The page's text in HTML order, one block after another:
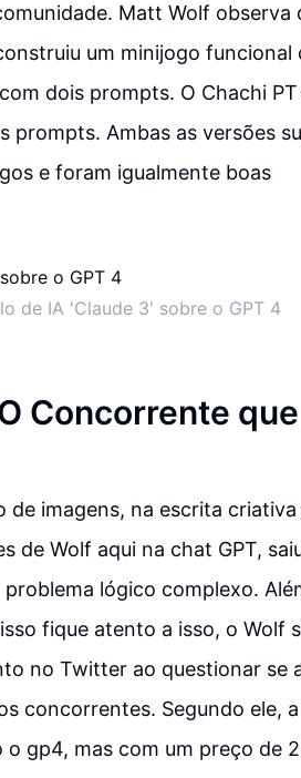
Matt Wolf observa
um minijogo funcional
dois prompts. O Chachi
prompts. Ambas as versões
e foram igualmente boas
de IA 'Claude 3' sobre o GPT 4
Concorrente
de imagens, na escrita
de Wolf aqui na chat GPT,
lógico complexo.
fique atento a isso, o Wolf
no Twitter ao questionar se
concorrentes. Segundo ele,
gp4, mas com um preço de